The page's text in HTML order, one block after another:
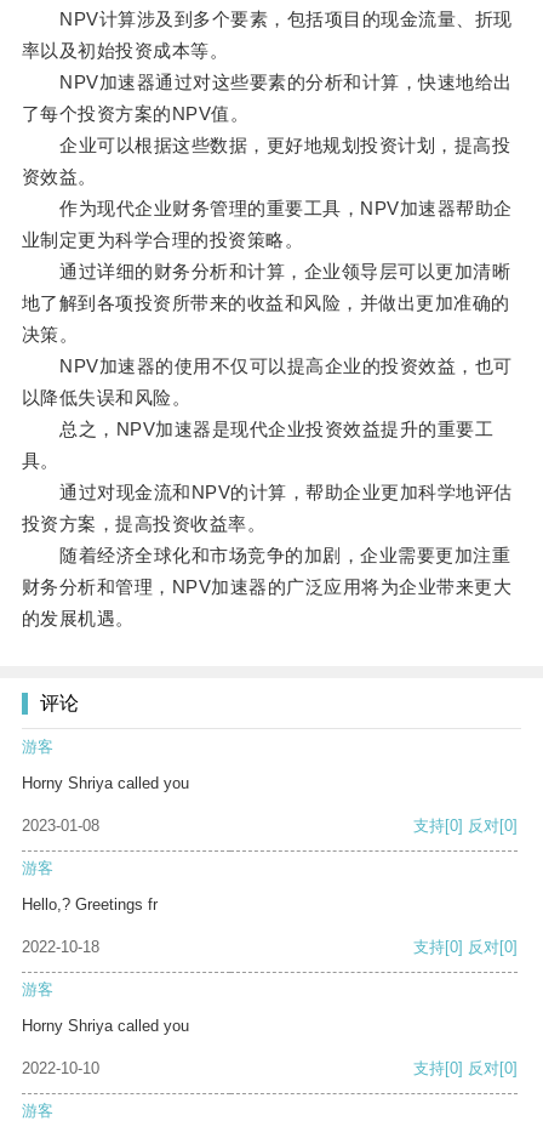
NPV计算涉及到多个要素，包括项目的现金流量、折现
率以及初始投资成本等。
NPV加速器通过对这些要素的分析和计算，快速地给出
了每个投资方案的NPV值。
企业可以根据这些数据，更好地规划投资计划，提高投
资效益。
作为现代企业财务管理的重要工具，NPV加速器帮助企
业制定更为科学合理的投资策略。
通过详细的财务分析和计算，企业领导层可以更加清晰
地了解到各项投资所带来的收益和风险，并做出更加准确的
决策。
NPV加速器的使用不仅可以提高企业的投资效益，也可
以降低失误和风险。
总之，NPV加速器是现代企业投资效益提升的重要工
具。
通过对现金流和NPV的计算，帮助企业更加科学地评估
投资方案，提高投资收益率。
随着经济全球化和市场竞争的加剧，企业需要更加注重
财务分析和管理，NPV加速器的广泛应用将为企业带来更大
的发展机遇。
评论
游客
Horny Shriya called you
2023-01-08 支持[0] 反对[0]
游客
Hello,? Greetings fr
2022-10-18 支持[0] 反对[0]
游客
Horny Shriya called you
2022-10-10 支持[0] 反对[0]
游客